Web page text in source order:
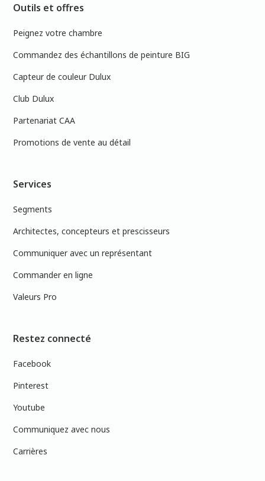
Outils et offres
Peignez votre chambre
Commandez des échantillons de peinture BIG
Capteur de couleur Dulux
Club Dulux
Partenariat CAA
Promotions de vente au détail
Services
Segments
Architectes, concepteurs et prescisseurs
Communiquer avec un représentant
Commander en ligne
Valeurs Pro
Restez connecté
Facebook
Pinterest
Youtube
Communiquez avec nous
Carrières